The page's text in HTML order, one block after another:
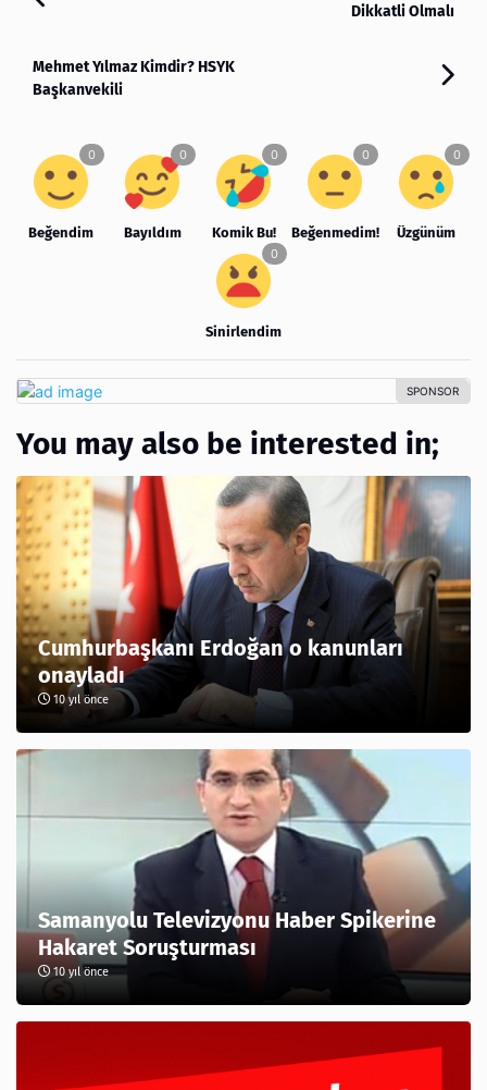
Dikkatli Olmalı
Mehmet Yılmaz Kimdir? HSYK
Başkanvekili
Beğendim Bayıldım Komik Bu! Beğenmedim! Üzgünüm
Sinirlendim
You may also be interested in;
Cumhurbaşkanı Erdoğan o kanunları
onayladı
10 yıl önce
Samanyolu Televizyonu Haber Spikerine
Hakaret Soruşturması
10 yıl önce